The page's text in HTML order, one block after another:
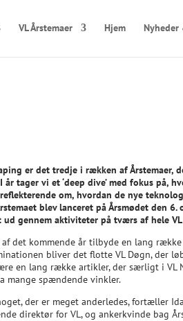
VL Årstemaer Hjem Nyheder
er det tredje i rækken af Årstemaer,
år tager vi et ‘deep dive’ med fokus på,
om, hvordan de nye
blev lanceret på Årsmødet den
ud gennem aktiviteter på tværs af hele
det kommende år tilbyde en lang
bliver det flotte VL Døgn, der
en lang række artikler, der særligt i VL
mange spændende vinkler.
der er meget anderledes, fortæller
direktør for VL, og ankerkvinde bag